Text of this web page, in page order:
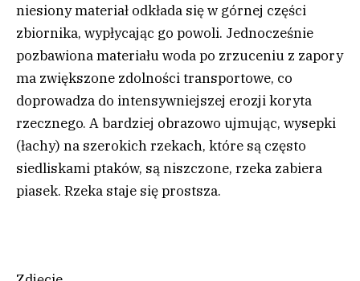
niesiony materiał odkłada się w górnej części
zbiornika, wypłycając go powoli. Jednocześnie
pozbawiona materiału woda po zrzuceniu z zapory
ma zwiększone zdolności transportowe, co
doprowadza do intensywniejszej erozji koryta
rzecznego. A bardziej obrazowo ujmując, wysepki
(łachy) na szerokich rzekach, które są często
siedliskami ptaków, są niszczone, rzeka zabiera
piasek. Rzeka staje się prostsza.